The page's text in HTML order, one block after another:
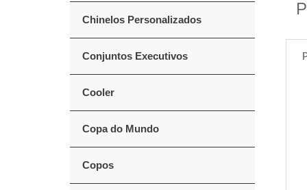
Chinelos Personalizados
Conjuntos Executivos
Cooler
Copa do Mundo
Copos